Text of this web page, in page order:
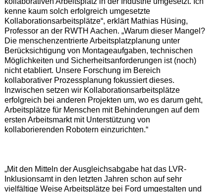
kenne kaum solch erfolgreich umgesetzte
Kollaborationsarbeitsplätze“, erklärt Mathias Hüsing,
Professor an der RWTH Aachen. „Warum dieser Mangel?
Die menschenzentrierte Arbeitsplatzplanung unter
Berücksichtigung von Montageaufgaben, technischen
Möglichkeiten und Sicherheitsanforderungen ist (noch)
nicht etabliert. Unsere Forschung im Bereich
kollaborativer Prozessplanung fokussiert dieses.
Inzwischen setzen wir Kollaborationsarbeitsplätze
erfolgreich bei anderen Projekten um, wo es darum geht,
Arbeitsplätze für Menschen mit Behinderungen auf dem
ersten Arbeitsmarkt mit Unterstützung von
kollaborierenden Robotern einzurichten.“
„Mit den Mitteln der Ausgleichsabgabe hat das LVR-
Inklusionsamt in den letzten Jahren schon auf sehr
vielfältige Weise Arbeitsplätze bei Ford umgestalten und